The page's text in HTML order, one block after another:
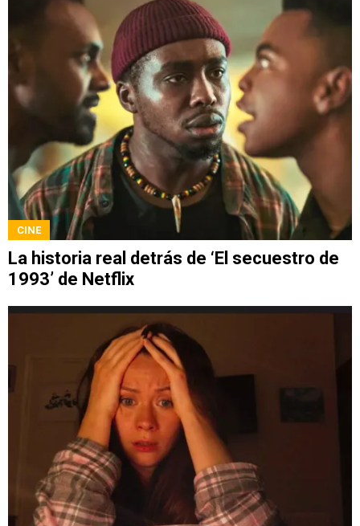
CINE
La historia real detrás de ‘El secuestro de
1993’ de Netflix